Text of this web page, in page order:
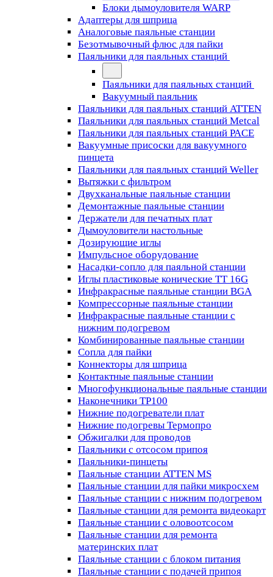
Блоки дымоуловителя WARP
Адаптеры для шприца
Аналоговые паяльные станции
Безотмывочный флюс для пайки
Паяльники для паяльных станций
Паяльники для паяльных станций
Вакуумный паяльник
Паяльники для паяльных станций ATTEN
Паяльники для паяльных станций Metcal
Паяльники для паяльных станций PACE
Вакуумные присоски для вакуумного
пинцета
Паяльники для паяльных станций Weller
Вытяжки с фильтром
Двухканальные паяльные станции
Демонтажные паяльные станции
Держатели для печатных плат
Дымоуловители настольные
Дозирующие иглы
Импульсное оборудование
Насадки-сопло для паяльной станции
Иглы пластиковые конические TT 16G
Инфракрасные паяльные станции BGA
Компрессорные паяльные станции
Инфракрасные паяльные станции с
нижним подогревом
Комбинированные паяльные станции
Сопла для пайки
Коннекторы для шприца
Контактные паяльные станции
Многофункциональные паяльные станции
Наконечники TP100
Нижние подогреватели плат
Нижние подогревы Термопро
Обжигалки для проводов
Паяльники с отсосом припоя
Паяльники-пинцеты
Паяльные станции ATTEN MS
Паяльные станции для пайки микросхем
Паяльные станции с нижним подогревом
Паяльные станции для ремонта видеокарт
Паяльные станции с оловоотсосом
Паяльные станции для ремонта
материнских плат
Паяльные станции с блоком питания
Паяльные станции с подачей припоя